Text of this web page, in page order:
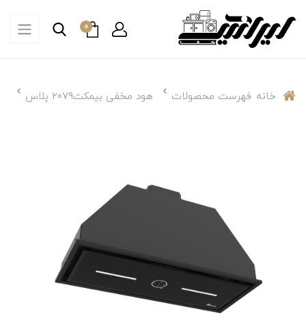
0
خانه فهرست محصولات هود مخفی بیمکث‌۲۰۷۹ پلاس